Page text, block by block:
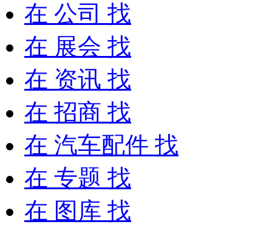
在 公司 找
在 展会 找
在 资讯 找
在 招商 找
在 汽车配件 找
在 专题 找
在 图库 找